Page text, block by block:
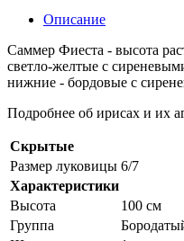
Описание
Саммер Фиеста - высота
светло-желтые с
нижние - бордовые с
Подробнее об ирисах и их
Скрытые
Размер луковицы 6/7
Характеристики
Высота
100 см
Группа